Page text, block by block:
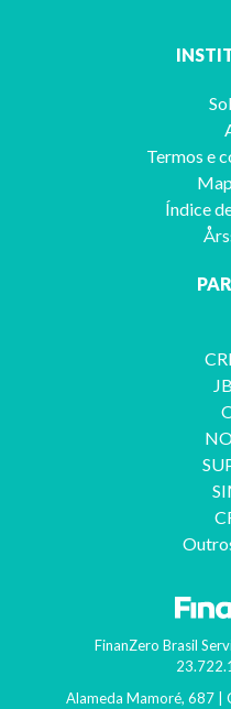
Termos e
Índice
FinanZero Brasil
Alameda Mamoré, 687 |